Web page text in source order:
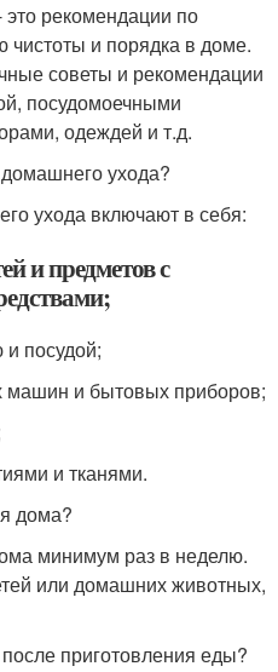
рекомендации по
и порядка в доме.
советы и рекомендации
посудомоечными
одеждей и т.д.
ухода?
ухода включают в себя:
и предметов с
посудой;
машин и бытовых приборов;
и тканями.
дома?
минимум раз в неделю.
или домашних животных,
приготовления еды?